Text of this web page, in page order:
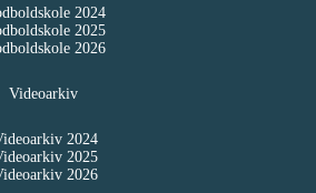
2024
2025
2026
Videoarkiv
2024
2025
2026